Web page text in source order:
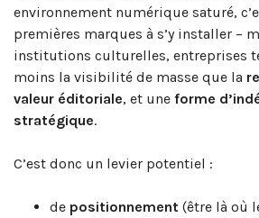
environnement numérique saturé,
premières marques à s’y installer –
institutions culturelles, entreprises
moins la visibilité de masse que la
valeur éditoriale, et une forme
stratégique.
C’est donc un levier potentiel :
de positionnement (être là où